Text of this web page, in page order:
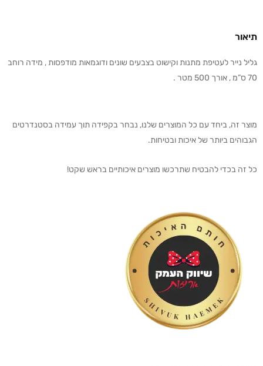
תיאור
גליל נייר לעטיפת מתנות וקישוט בצבעים שונים ודוגמאות מודפסות , מידה רוחב
70 ס”מ , אורך 500 מטר .
מוצר זה, ביחד עם כל המוצרים שלנו, נבחר בקפידה תוך עמידה בסטנדרטים
הגבוהים ביותר של איכות ובטיחות.
כל זה בכדי להבטיח שתרכשו מוצרים איכותיים בראש שקט!